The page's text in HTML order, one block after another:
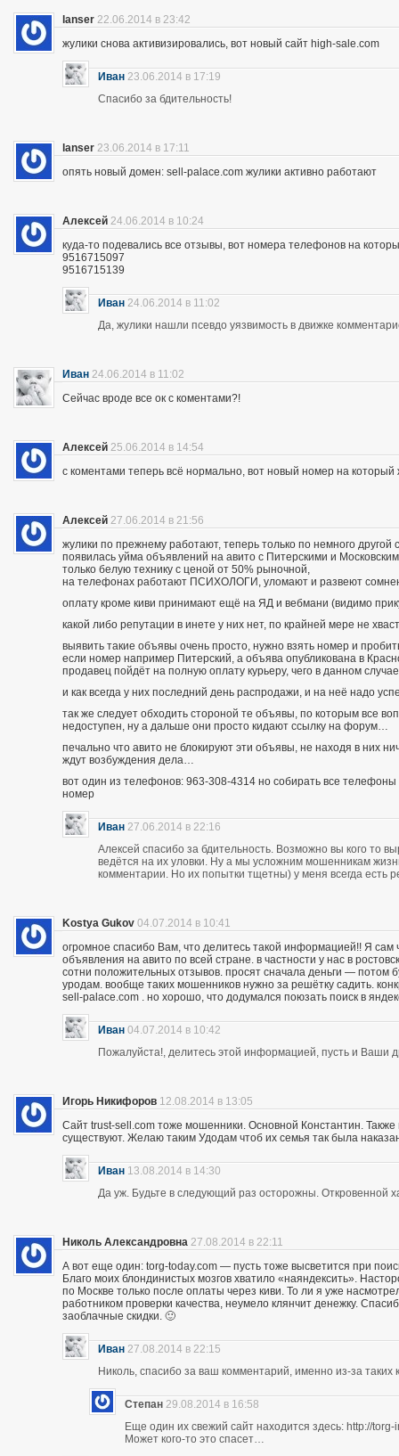
lanser 22.06.2014 в 23:42
жулики снова активизировались, вот новый сайт high-sale.com
Иван 23.06.2014 в 17:19
Спасибо за бдительность!
lanser 23.06.2014 в 17:11
опять новый домен: sell-palace.com жулики активно работают
Алексей 24.06.2014 в 10:24
куда-то подевались все отзывы, вот номера телефонов на
9516715097
9516715139
Иван 24.06.2014 в 11:02
Да, жулики нашли псевдо уязвимость в движке
Иван 24.06.2014 в 11:02
Сейчас вроде все ок с коментами?!
Алексей 25.06.2014 в 14:54
с коментами теперь всё нормально, вот новый номер на
Алексей 27.06.2014 в 21:56
жулики по прежнему работают, теперь только по немного другой
появилась уйма объявлений на авито с Питерскими и
только белую технику с ценой от 50% рыночной,
на телефонах работают ПСИХОЛОГИ, уломают и развеют
оплату кроме киви принимают ещё на ЯД и вебмани (видимо
какой либо репутации в инете у них нет, по крайней мере не
выявить такие объявы очень просто, нужно взять номер и
если номер например Питерский, а объява опубликована в
продавец пойдёт на полную оплату курьеру, чего в данном
и как всегда у них последний день распродажи, и на неё надо
так же следует обходить стороной те объявы, по которым все
недоступен, ну а дальше они просто кидают ссылку на форум…
печально что авито не блокируют эти объявы, не находя в них
ждут возбуждения дела…
вот один из телефонов: 963-308-4314 но собирать все
номер
Иван 27.06.2014 в 22:16
Алексей спасибо за бдительность. Возможно вы кого то
ведётся на их уловки. Ну а мы усложним мошенникам
комментарии. Но их попытки тщетны) у меня всегда есть
Kostya Gukov 04.07.2014 в 10:41
огромное спасибо Вам, что делитесь такой информацией!! Я
объявления на авито по всей стране. в частности у нас в
сотни положительных отзывов. просят сначала деньги — потом
уродам. вообще таких мошенников нужно за решётку садить.
sell-palace.com . но хорошо, что додумался поюзать поиск в
Иван 04.07.2014 в 10:42
Пожалуйста!, делитесь этой информацией, пусть и Ваши
Игорь Никифоров 12.08.2014 в 13:05
Сайт trust-sell.com тоже мошенники. Основной Константин.
существуют. Желаю таким Удодам чтоб их семья так была
Иван 13.08.2014 в 14:30
Да уж. Будьте в следующий раз осторожны. Откровенной
Николь Александровна 27.08.2014 в 22:11
А вот еще один: torg-today.com — пусть тоже высветится при
Благо моих блондинистых мозгов хватило «наяндексить».
по Москве только после оплаты через киви. То ли я уже
работником проверки качества, неумело клянчит денежку.
заоблачные скидки. 🙂
Иван 27.08.2014 в 22:15
Николь, спасибо за ваш комментарий, именно из-за
Степан 29.08.2014 в 16:58
Еще один их свежий сайт находится здесь: http://
Может кого-то это спасет…